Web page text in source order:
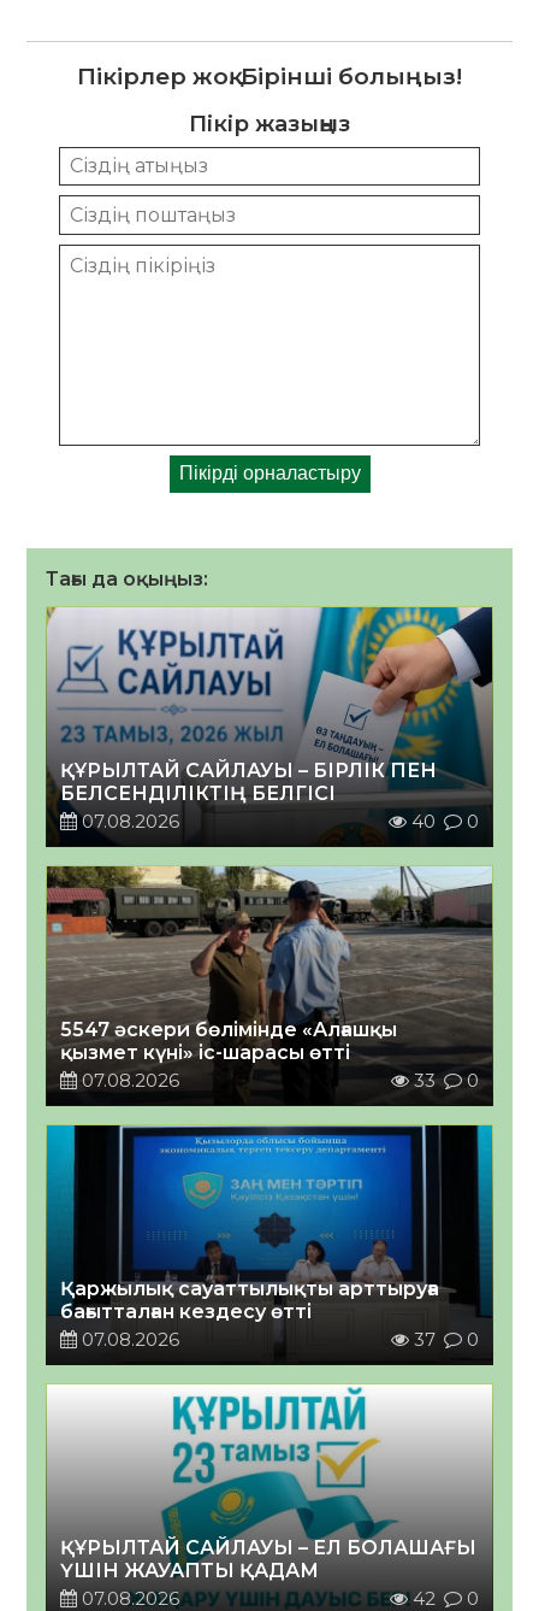
Пікірлер жоқ. Бірінші болыңыз!
Пікір жазыңыз
Тағы да оқыңыз:
ҚҰРЫЛТАЙ САЙЛАУЫ – БІРЛІК ПЕН
БЕЛСЕНДІЛІКТІҢ БЕЛГІСІ
07.08.2026
40 0
5547 әскери бөлімінде «Алғашқы
қызмет күні» іс-шарасы өтті
07.08.2026
33 0
Қаржылық сауаттылықты арттыруға
бағытталған кездесу өтті
07.08.2026
37 0
ҚҰРЫЛТАЙ САЙЛАУЫ – ЕЛ БОЛАШАҒЫ
ҮШІН ЖАУАПТЫ ҚАДАМ
07.08.2026
42 0